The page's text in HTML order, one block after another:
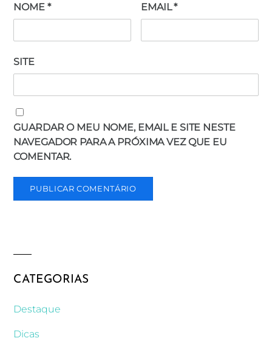
NOME * EMAIL*
SITE
GUARDAR O MEU NOME, EMAIL E SITE NESTE
NAVEGADOR PARA A PRÓXIMA VEZ QUE EU
COMENTAR.
CATEGORIAS
Destaque
Dicas